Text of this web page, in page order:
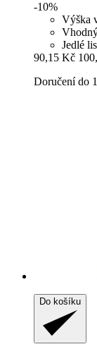
-10%
Výška
Jedlé
90,15 Kč
Doručení do
Do košíku